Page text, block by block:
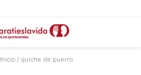
/ quiche de puerro